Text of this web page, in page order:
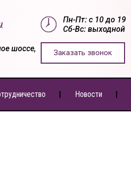
Пн-Пт: с 10 до 19
Сб-Вс: выходной
шоссе,
Заказать звонок
Новости